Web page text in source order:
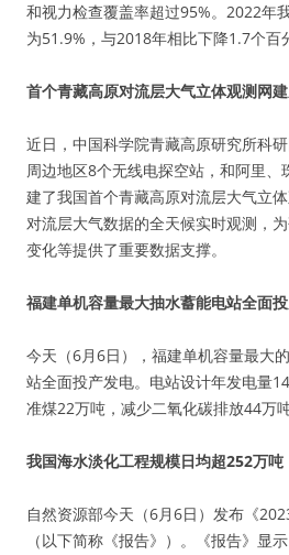
和视力检查覆盖率超过95%。2022年
为51.9%，与2018年相比下降1.7个百
首个青藏高原对流层大气立体观测网
近日，中国科学院青藏高原研究所科
周边地区8个无线电探空站，和阿里、
建了我国首个青藏高原对流层大气立
对流层大气数据的全天候实时观测，
变化等提供了重要数据支撑。
福建单机容量最大抽水蓄能电站全面
今天（6月6日），福建单机容量最
站全面投产发电。电站设计年发电量
准煤22万吨，减少二氧化碳排放44万吨
我国海水淡化工程规模日均超252万吨
自然资源部今天（6月6日）发布《
（以下简称《报告》）。《报告》显